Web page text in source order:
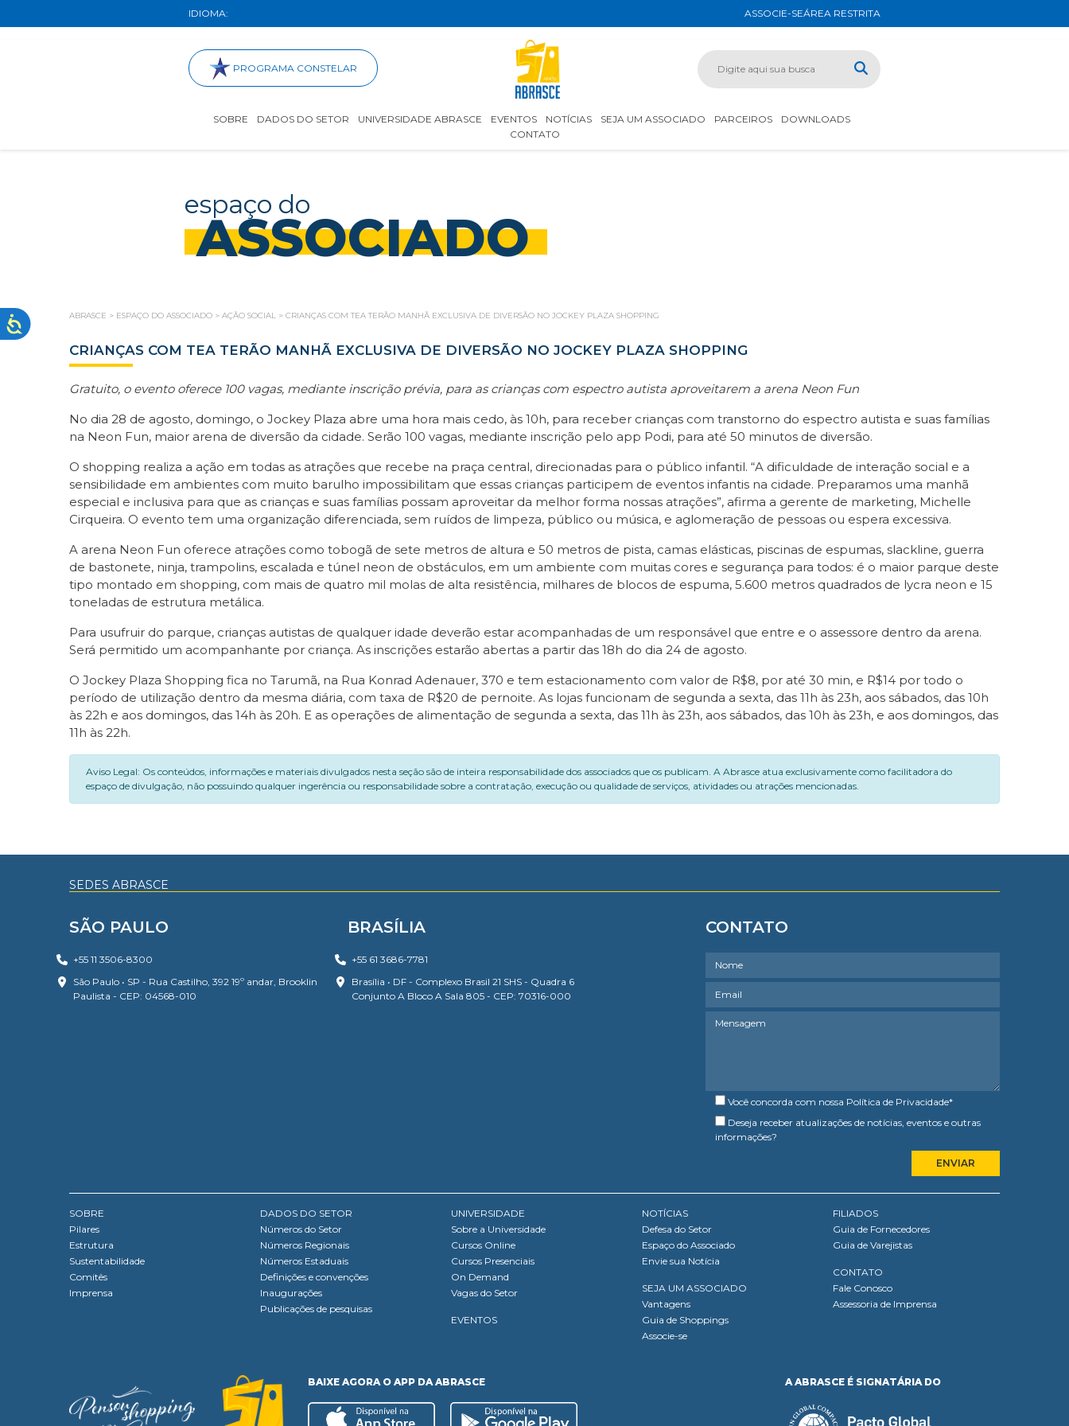
IDIOMA: ASSOCIE-SEÁREA RESTRITA
PROGRAMA CONSTELAR
SOBRE DADOS DO SETOR UNIVERSIDADE ABRASCE EVENTOS NOTÍCIAS SEJA UM ASSOCIADO PARCEIROS
DOWNLOADS
CONTATO
espaço do
ASSOCIADO
ABRASCE > ESPAÇO DO ASSOCIADO > AÇÃO SOCIAL > CRIANÇAS COM TEA TERÃO MANHÃ EXCLUSIVA DE DIVERSÃO NO JOCKEY PLAZA SHOPPING
CRIANÇAS COM TEA TERÃO MANHÃ EXCLUSIVA DE DIVERSÃO NO JOCKEY PLAZA SHOPPING
Gratuito, o evento oferece 100 vagas, mediante inscrição prévia, para as crianças com espectro autista aproveitarem a arena Neon Fun
No dia 28 de agosto, domingo, o Jockey Plaza abre uma hora mais cedo, às 10h, para receber crianças com transtorno do espectro autista e suas famílias
na Neon Fun, maior arena de diversão da cidade. Serão 100 vagas, mediante inscrição pelo app Podi, para até 50 minutos de diversão.
O shopping realiza a ação em todas as atrações que recebe na praça central, direcionadas para o público infantil. “A dificuldade de interação social e a
sensibilidade em ambientes com muito barulho impossibilitam que essas crianças participem de eventos infantis na cidade. Preparamos uma manhã
especial e inclusiva para que as crianças e suas famílias possam aproveitar da melhor forma nossas atrações”, afirma a gerente de marketing, Michelle
Cirqueira. O evento tem uma organização diferenciada, sem ruídos de limpeza, público ou música, e aglomeração de pessoas ou espera excessiva.
A arena Neon Fun oferece atrações como tobogã de sete metros de altura e 50 metros de pista, camas elásticas, piscinas de espumas, slackline, guerra
de bastonete, ninja, trampolins, escalada e túnel neon de obstáculos, em um ambiente com muitas cores e segurança para todos: é o maior parque deste
tipo montado em shopping, com mais de quatro mil molas de alta resistência, milhares de blocos de espuma, 5.600 metros quadrados de lycra neon e 15
toneladas de estrutura metálica.
Para usufruir do parque, crianças autistas de qualquer idade deverão estar acompanhadas de um responsável que entre e o assessore dentro da arena.
Será permitido um acompanhante por criança. As inscrições estarão abertas a partir das 18h do dia 24 de agosto.
O Jockey Plaza Shopping fica no Tarumã, na Rua Konrad Adenauer, 370 e tem estacionamento com valor de R$8, por até 30 min, e R$14 por todo o
período de utilização dentro da mesma diária, com taxa de R$20 de pernoite. As lojas funcionam de segunda a sexta, das 11h às 23h, aos sábados, das 10h
às 22h e aos domingos, das 14h às 20h. E as operações de alimentação de segunda a sexta, das 11h às 23h, aos sábados, das 10h às 23h, e aos domingos, das
11h às 22h.
Aviso Legal: Os conteúdos, informações e materiais divulgados nesta seção são de inteira responsabilidade dos associados que os publicam. A Abrasce atua exclusivamente como facilitadora do
espaço de divulgação, não possuindo qualquer ingerência ou responsabilidade sobre a contratação, execução ou qualidade de serviços, atividades ou atrações mencionadas.
SEDES ABRASCE
SÃO PAULO
+55 11 3506-8300
São Paulo • SP - Rua Castilho, 392 19º andar, Brooklin
Paulista - CEP: 04568-010
BRASÍLIA
+55 61 3686-7781
Brasília • DF - Complexo Brasil 21 SHS - Quadra 6
Conjunto A Bloco A Sala 805 - CEP: 70316-000
CONTATO
Você concorda com nossa Política de Privacidade*
Deseja receber atualizações de notícias, eventos e outras
informações?
SOBRE
Pilares
Estrutura
Sustentabilidade
Comitês
Imprensa
DADOS DO SETOR
Números do Setor
Números Regionais
Números Estaduais
Definições e convenções
Inaugurações
Publicações de pesquisas
UNIVERSIDADE
Sobre a Universidade
Cursos Online
Cursos Presenciais
On Demand
Vagas do Setor
EVENTOS
NOTÍCIAS
Defesa do Setor
Espaço do Associado
Envie sua Notícia
SEJA UM ASSOCIADO
Vantagens
Guia de Shoppings
Associe-se
FILIADOS
Guia de Fornecedores
Guia de Varejistas
CONTATO
Fale Conosco
Assessoria de Imprensa
BAIXE AGORA O APP DA ABRASCE A ABRASCE É SIGNATÁRIA DO